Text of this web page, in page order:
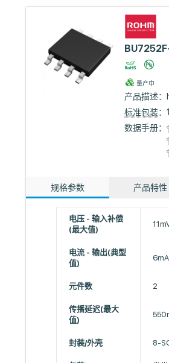
量产中
产品描述：
标准包装：
数据手册：
规格参数 产品特性
电压 - 输入补偿
(最大值)
电流 - 输出(典型
值)
元件数 2
传播延迟(最大
值)
封装/外壳 8-